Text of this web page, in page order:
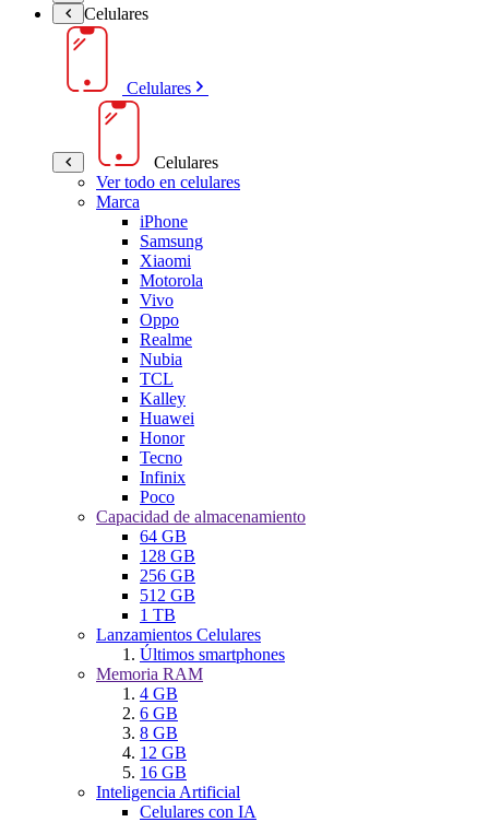
Celulares
Celulares
Celulares
Ver todo en celulares
Marca
iPhone
Samsung
Xiaomi
Motorola
Vivo
Oppo
Realme
Nubia
TCL
Kalley
Huawei
Honor
Tecno
Infinix
Poco
Capacidad de almacenamiento
64 GB
128 GB
256 GB
512 GB
1 TB
Lanzamientos Celulares
Últimos smartphones
Memoria RAM
4 GB
6 GB
8 GB
12 GB
16 GB
Inteligencia Artificial
Celulares con IA